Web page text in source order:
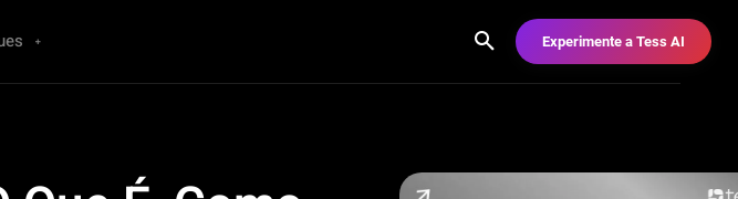
Experimente a Tess AI